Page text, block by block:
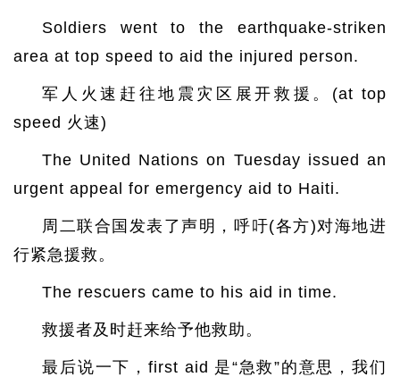
Soldiers went to the earthquake-striken
area at top speed to aid the injured person.
军人火速赶往地震灾区展开救援。(at top
speed 火速)
The United Nations on Tuesday issued an
urgent appeal for emergency aid to Haiti.
周二联合国发表了声明，呼吁(各方)对海地进
行紧急援救。
The rescuers came to his aid in time.
救援者及时赶来给予他救助。
最后说一下，first aid 是“急救”的意思，我们